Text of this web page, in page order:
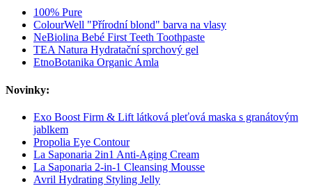
100% Pure
ColourWell "Přírodní blond" barva na vlasy
NeBiolina Bebé First Teeth Toothpaste
TEA Natura Hydratační sprchový gel
EtnoBotanika Organic Amla
Novinky:
Exo Boost Firm & Lift látková pleťová maska s granátovým
jablkem
Propolia Eye Contour
La Saponaria 2in1 Anti-Aging Cream
La Saponaria 2-in-1 Cleansing Mousse
Avril Hydrating Styling Jelly